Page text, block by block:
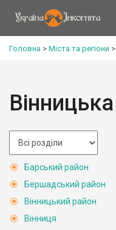
Головна > Міста та регіони >
Барський район
Бершадський район
Вінницький район
Вінниця